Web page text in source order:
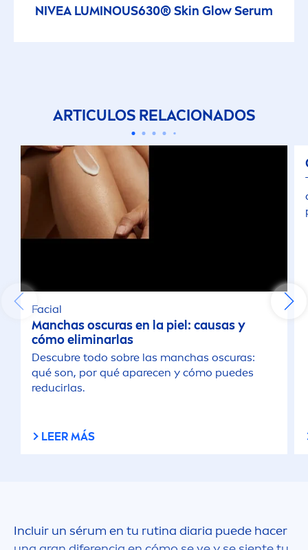
NIVEA LUMINOUS630®Skin Glow Serum
ARTICULOS RELACIONADOS
Facial
Manchas oscuras en la piel: causas y
cómo eliminarlas
Descubre todo sobre las manchas oscuras:
qué son, por qué aparecen y cómo puedes
reducirlas.
LEER MÁS
Incluir un sérum en tu rutina diaria puede hacer